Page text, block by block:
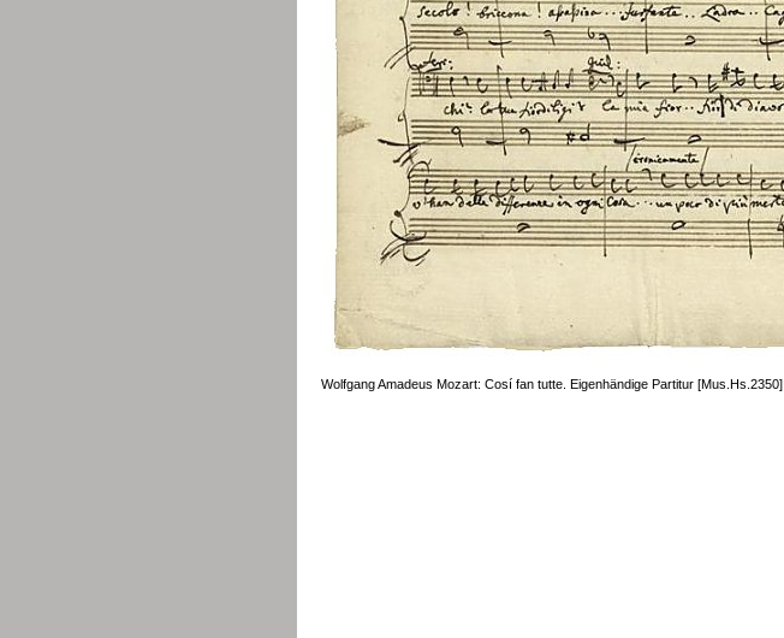
Wolfgang Amadeus Mozart: Cosí fan tutte. Eigenhändige Partitur [Mus.Hs.2350]